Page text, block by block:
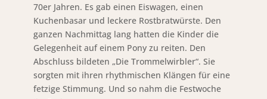
70er Jahren. Es gab einen Eiswagen, einen
Kuchenbasar und leckere Rostbratwürste. Den
ganzen Nachmittag lang hatten die Kinder die
Gelegenheit auf einem Pony zu reiten. Den
Abschluss bildeten „Die Trommelwirbler“. Sie
sorgten mit ihren rhythmischen Klängen für eine
fetzige Stimmung. Und so nahm die Festwoche